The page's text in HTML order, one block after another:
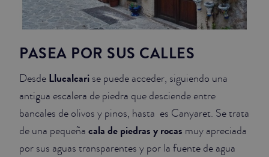
PASEA POR SUS CALLES
Desde Llucalcari se puede acceder, siguiendo una
antigua escalera de piedra que desciende entre
bancales de olivos y pinos, hasta es Canyaret. Se trata
de una pequeña cala de piedras y rocas muy apreciada
por sus aguas transparentes y por la fuente de agua